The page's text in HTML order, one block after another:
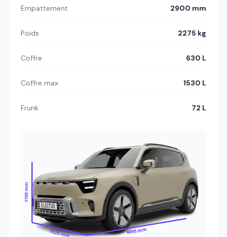
Empattement 2900 mm
Poids 2275 kg
Coffre 630 L
Coffre max 1530 L
Frunk 72 L
1705 mm
1920 mm 4695 mm